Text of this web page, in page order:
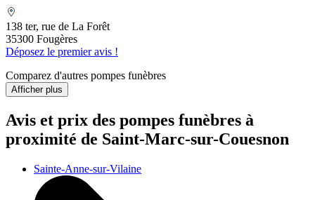
138 ter, rue de La Forêt
35300 Fougères
Déposez le premier avis !
Comparez d'autres pompes funèbres
Afficher plus
Avis et prix des pompes funèbres à
proximité de Saint-Marc-sur-Couesnon
Sainte-Anne-sur-Vilaine